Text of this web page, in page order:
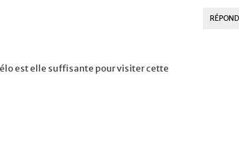
est elle suffisante pour visiter cette